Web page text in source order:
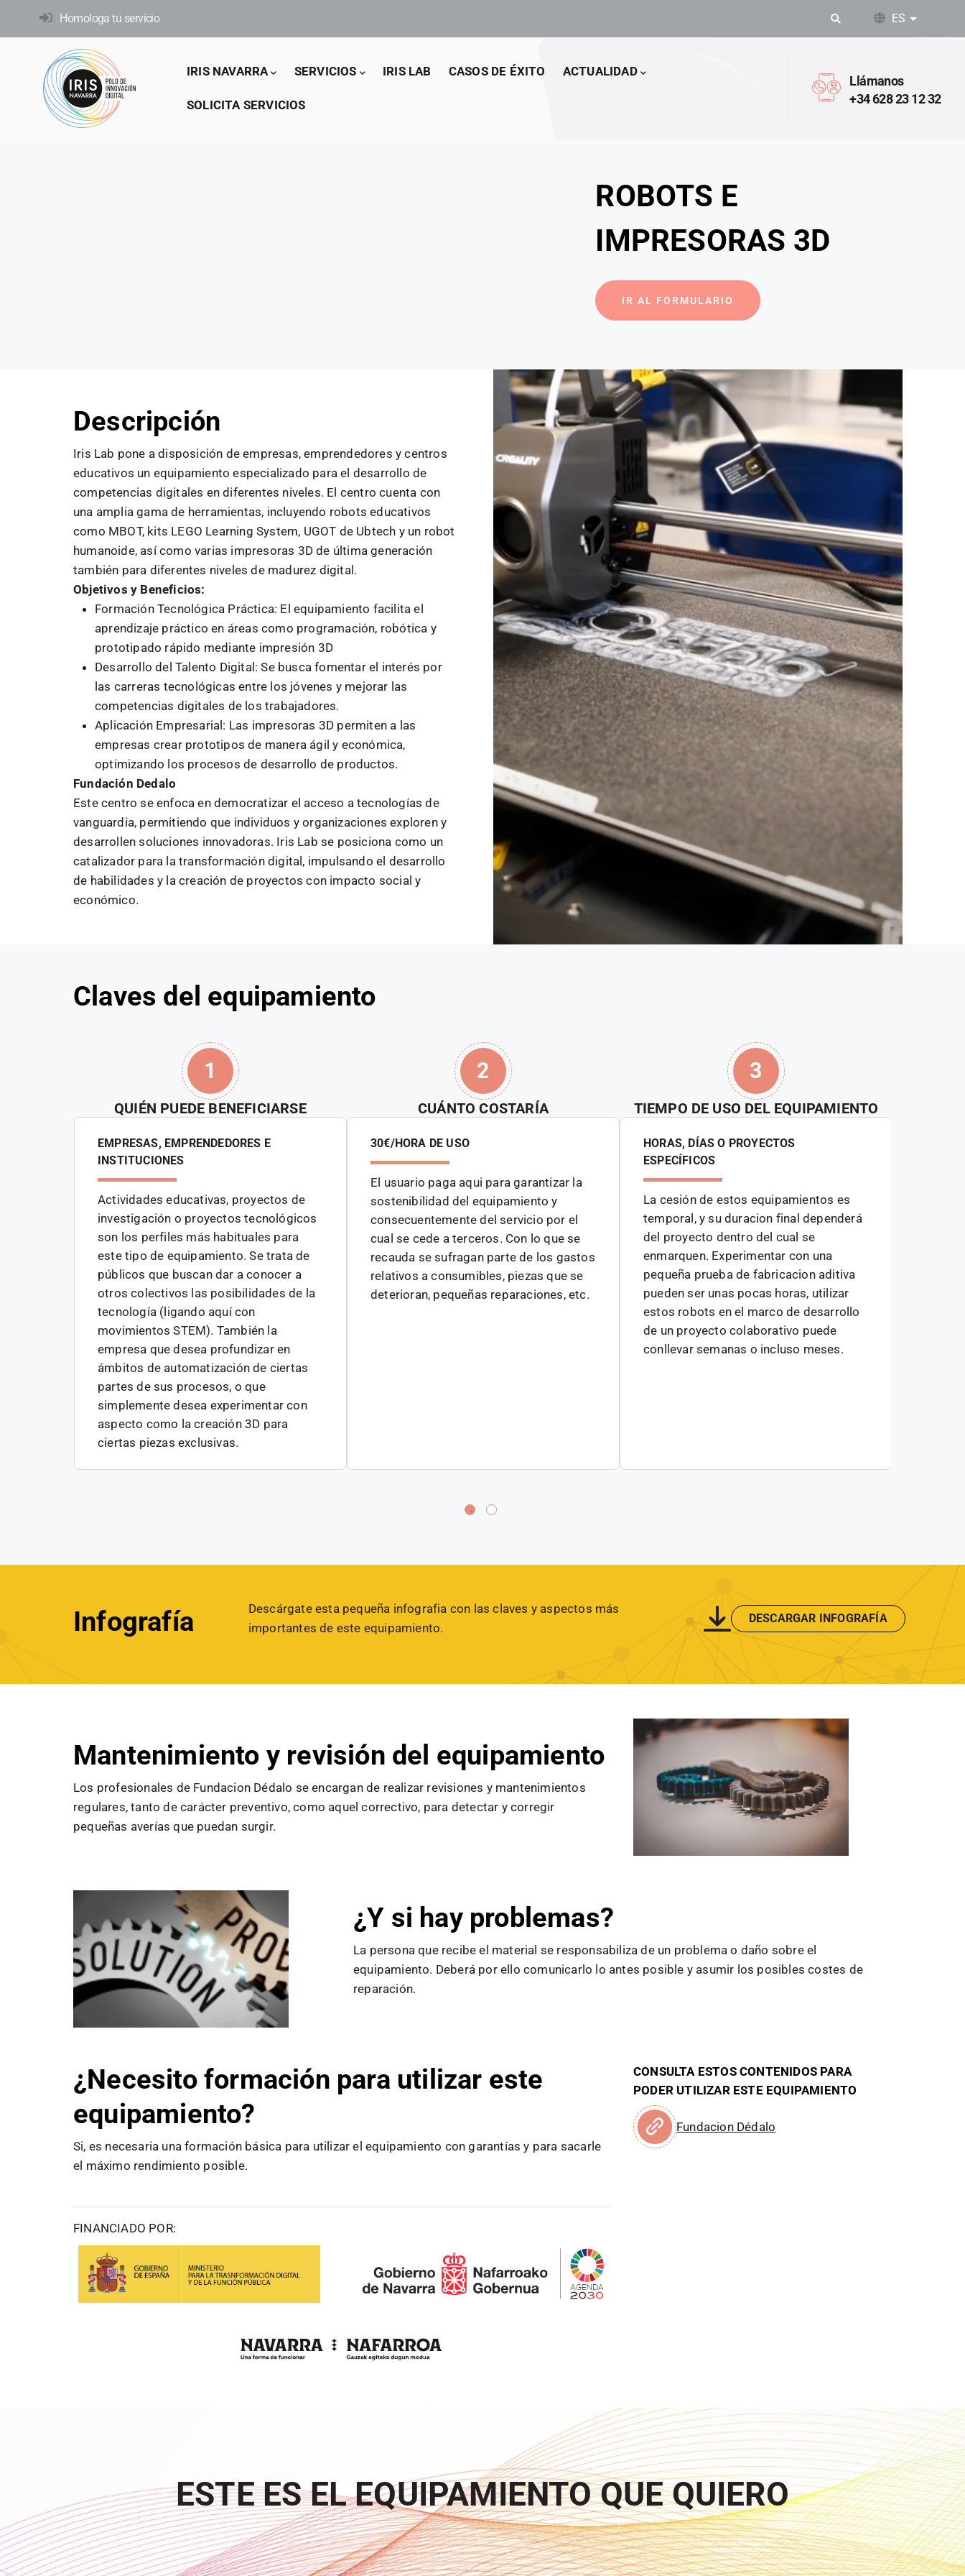
principal
Homologa tu servicio ES Lista
Main
IRIS NAVARRA SERVICIOS IRIS LAB CASOS DE ÉXITO ACTUALIDAD
SOLICITA SERVICIOS
Llámanos
+34 628 23 12 32
ROBOTS E
IMPRESORAS 3D
IR AL FORMULARIO
Descripción
Iris Lab pone a disposición de empresas, emprendedores y centros
educativos un equipamiento especializado para el desarrollo de
competencias digitales en diferentes niveles. El centro cuenta con
una amplia gama de herramientas, incluyendo robots educativos
como MBOT, kits LEGO Learning System, UGOT de Ubtech y un robot
humanoide, así como varias impresoras 3D de última generación
también para diferentes niveles de madurez digital.
Objetivos y Beneficios:
Formación Tecnológica Práctica: El equipamiento facilita el
aprendizaje práctico en áreas como programación, robótica y
prototipado rápido mediante impresión 3D
Desarrollo del Talento Digital: Se busca fomentar el interés por
las carreras tecnológicas entre los jóvenes y mejorar las
competencias digitales de los trabajadores.
Aplicación Empresarial: Las impresoras 3D permiten a las
empresas crear prototipos de manera ágil y económica,
optimizando los procesos de desarrollo de productos.
Fundación Dedalo
Este centro se enfoca en democratizar el acceso a tecnologías de
vanguardia, permitiendo que individuos y organizaciones exploren y
desarrollen soluciones innovadoras. Iris Lab se posiciona como un
catalizador para la transformación digital, impulsando el desarrollo
de habilidades y la creación de proyectos con impacto social y
económico.
Claves del equipamiento
1
QUIÉN PUEDE BENEFICIARSE
EMPRESAS, EMPRENDEDORES E
INSTITUCIONES
Actividades educativas, proyectos de
investigación o proyectos tecnológicos
son los perfiles más habituales para
este tipo de equipamiento. Se trata de
públicos que buscan dar a conocer a
otros colectivos las posibilidades de la
tecnología (ligando aquí con
movimientos STEM). También la
empresa que desea profundizar en
ámbitos de automatización de ciertas
partes de sus procesos, o que
simplemente desea experimentar con
aspecto como la creación 3D para
ciertas piezas exclusivas.
2
CUÁNTO COSTARÍA
30€/HORA DE USO
El usuario paga aqui para garantizar la
sostenibilidad del equipamiento y
consecuentemente del servicio por el
cual se cede a terceros. Con lo que se
recauda se sufragan parte de los gastos
relativos a consumibles, piezas que se
deterioran, pequeñas reparaciones, etc.
3
TIEMPO DE USO DEL EQUIPAMIENTO
HORAS, DÍAS O PROYECTOS
ESPECÍFICOS
La cesión de estos equipamientos es
temporal, y su duracion final dependerá
del proyecto dentro del cual se
enmarquen. Experimentar con una
pequeña prueba de fabricacion aditiva
pueden ser unas pocas horas, utilizar
estos robots en el marco de desarrollo
de un proyecto colaborativo puede
conllevar semanas o incluso meses.
Infografía
Descárgate esta pequeña infografia con las claves y aspectos más
importantes de este equipamiento.
DESCARGAR INFOGRAFÍA
Mantenimiento y revisión del equipamiento
Los profesionales de Fundacion Dédalo se encargan de realizar revisiones y mantenimientos
regulares, tanto de carácter preventivo, como aquel correctivo, para detectar y corregir
pequeñas averías que puedan surgir.
¿Y si hay problemas?
La persona que recibe el material se responsabiliza de un problema o daño sobre el
equipamiento. Deberá por ello comunicarlo lo antes posible y asumir los posibles costes de
reparación.
¿Necesito formación para utilizar este
equipamiento?
Si, es necesaria una formación básica para utilizar el equipamiento con garantías y para sacarle
el máximo rendimiento posible.
FINANCIADO POR:
CONSULTA ESTOS CONTENIDOS PARA
PODER UTILIZAR ESTE EQUIPAMIENTO
Fundacion Dédalo
ESTE ES EL EQUIPAMIENTO QUE QUIERO